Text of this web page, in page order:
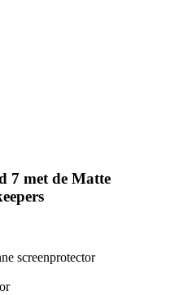
7 met de Matte
screenprotector